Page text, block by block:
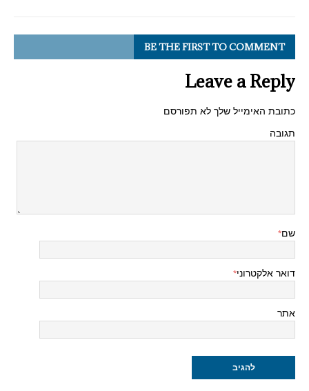
BE THE FIRST TO COMMENT
Leave a Reply
כתובת האימייל שלך לא תפורסם
תגובה
שם*
דואר אלקטרוני*
אתר